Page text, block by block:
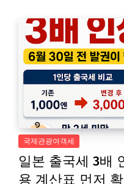
국제관광여객세
일본 출국세 3배
용 계산표 먼저